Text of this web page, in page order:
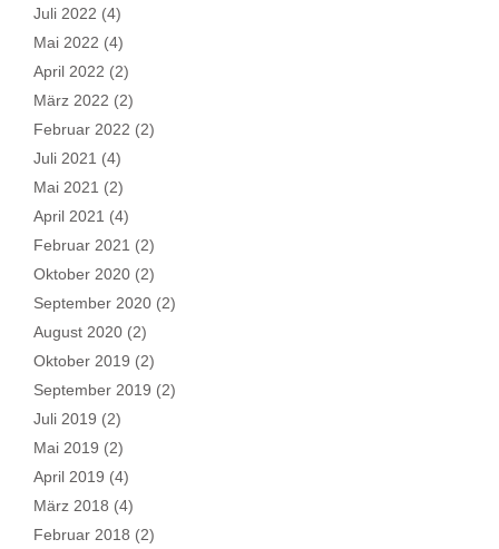
Juli 2022 (4)
Mai 2022 (4)
April 2022 (2)
März 2022 (2)
Februar 2022 (2)
Juli 2021 (4)
Mai 2021 (2)
April 2021 (4)
Februar 2021 (2)
Oktober 2020 (2)
September 2020 (2)
August 2020 (2)
Oktober 2019 (2)
September 2019 (2)
Juli 2019 (2)
Mai 2019 (2)
April 2019 (4)
März 2018 (4)
Februar 2018 (2)